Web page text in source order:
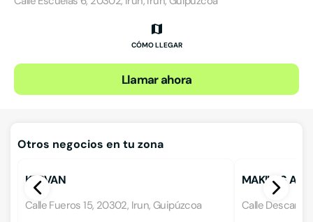
CÓMO LLEGAR
Llamar ahora
Otros negocios en tu zona
KERVAN
Calle Fueros 15, 20302, Irun, Guipúzcoa
MAKILAS
Calle